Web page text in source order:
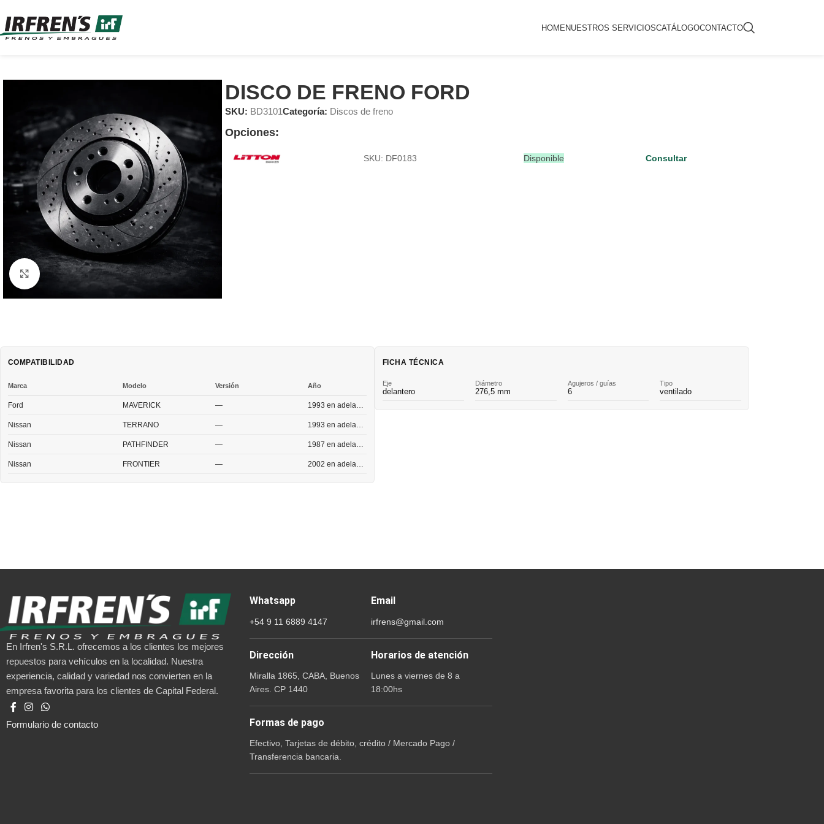
HOMENUESTROS SERVICIOSCATÁLOGOCONTACTO
Clic para ampliar
DISCO DE FRENO FORD
SKU: BD3101Categoría: Discos de freno
Opciones:
SKU: DF0183 Disponible Consultar
COMPATIBILIDAD
Marca Modelo Versión Año
Ford MAVERICK —
Nissan TERRANO —
Nissan PATHFINDER —
Nissan FRONTIER —
FICHA TÉCNICA
Eje
delantero
Diámetro
276,5 mm
Agujeros / guías
6
Tipo
ventilado
En Irfren's S.R.L. ofrecemos a los clientes los mejores
repuestos para vehículos en la localidad. Nuestra
experiencia, calidad y variedad nos convierten en la
empresa favorita para los clientes de Capital Federal.
Formulario de contacto
Whatsapp
+54 9 11 6889 4147
Email
irfrens@gmail.com
Dirección
Miralla 1865, CABA, Buenos
Aires. CP 1440
Horarios de atención
Lunes a viernes de 8 a
18:00hs
Formas de pago
Efectivo, Tarjetas de débito, crédito / Mercado Pago /
Transferencia bancaria.